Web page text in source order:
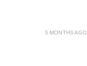
5 MONTHS AGO